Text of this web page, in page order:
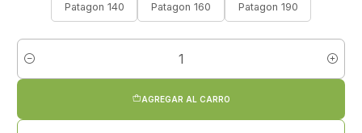
Patagon 140
Patagon 160 Patagon 190
Cantidad
AGREGAR AL CARRO